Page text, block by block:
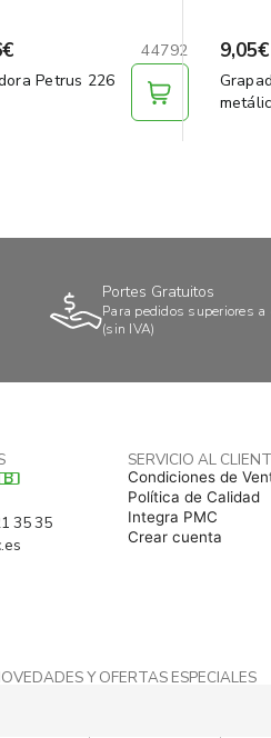
44792
Petrus 226
9,05€
Portes Gratuitos
Para pedidos superiores a
(sin IVA)
B
35 35
SERVICIO AL
Condiciones de
Política de Calidad
Integra PMC
Crear cuenta
Y OFERTAS ESPECIALES